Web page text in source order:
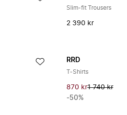
Slim-fit Trousers
2 390 kr
RRD
T-Shirts
870 kr1 740 kr
-50%